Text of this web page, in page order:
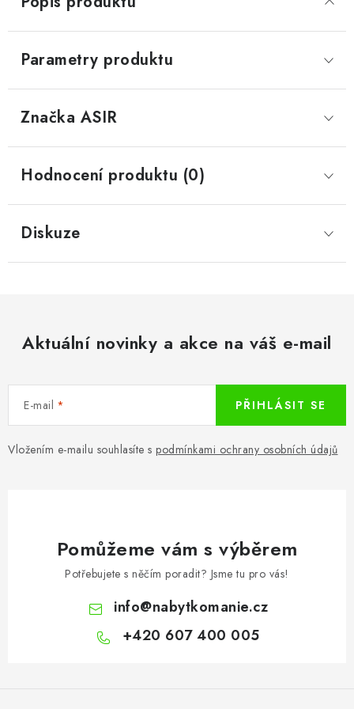
Parametry produktu
Značka ASIR
Hodnocení produktu (0)
Diskuze
Aktuální novinky a akce na váš e-mail
E-mail
Vložením e-mailu souhlasíte s podmínkami ochrany osobních údajů
PŘIHLÁSIT SE
Pomůžeme vám s výběrem
Potřebujete s něčím poradit? Jsme tu pro vás!
info@nabytkomanie.cz
+420 607 400 005